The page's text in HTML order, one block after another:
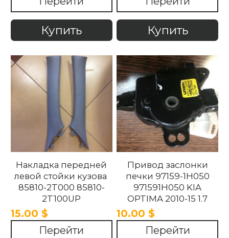
Купить
858202T100UP Kia
Optima 2010 -2015
Купить
Накладка передней
левой стойки кузова
85810-2T000 85810-
2T100UP
858102T100UP
858102T000 Kia
Optima 2010 -2015.
15.00 $
Перейти
Привод заслонки
печки 97159-1H050
971591H050 KIA
OPTIMA 2010-15 1.7
10.00 $
Перейти